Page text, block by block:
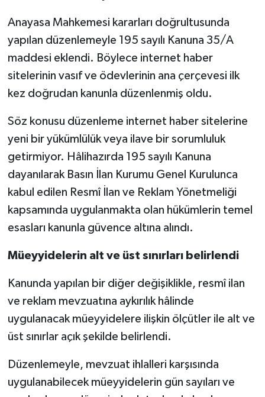
Anayasa Mahkemesi kararları doğrultusunda
yapılan düzenlemeyle 195 sayılı Kanuna 35/A
maddesi eklendi. Böylece internet haber
sitelerinin vasıf ve ödevlerinin ana çerçevesi ilk
kez doğrudan kanunla düzenlenmiş oldu.
Söz konusu düzenleme internet haber sitelerine
yeni bir yükümlülük veya ilave bir sorumluluk
getirmiyor. Hâlihazırda 195 sayılı Kanuna
dayanılarak Basın İlan Kurumu Genel Kurulunca
kabul edilen Resmî İlan ve Reklam Yönetmeliği
kapsamında uygulanmakta olan hükümlerin temel
esasları kanunla güvence altına alındı.
Müeyyidelerin alt ve üst sınırları belirlendi
Kanunda yapılan bir diğer değişiklikle, resmî ilan
ve reklam mevzuatına aykırılık hâlinde
uygulanacak müeyyidelere ilişkin ölçütler ile alt ve
üst sınırlar açık şekilde belirlendi.
Düzenlemeyle, mevzuat ihlalleri karşısında
uygulanabilecek müeyyidelerin gün sayıları ve